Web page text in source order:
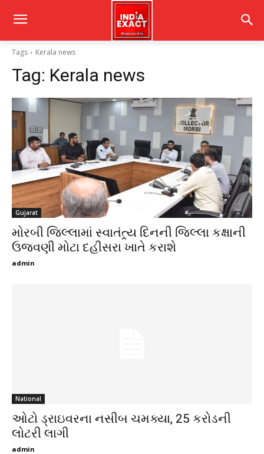
Tags Kerala news
Tag: Kerala news
Gujarat
મોરબી જિલ્લામાં સ્વાતંત્ર્ય દિનની જિલ્લા કક્ષાની
ઉજવણી મોટા દહીસરા ખાતે કરાશે
admin
National
ઓટો ડ્રાઇવરના નસીબ ચમક્યા, 25 કરોડની
લોટરી લાગી
admin